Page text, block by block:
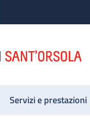
Servizi e prestazioni